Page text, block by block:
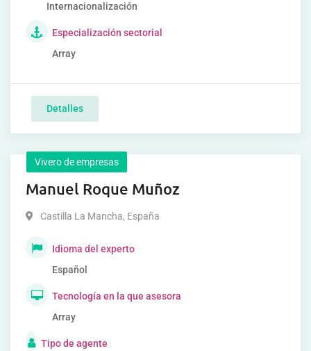
Internacionalización
Especialización sectorial
Array
Detalles
Vivero de empresas
Manuel Roque Muñoz
Castilla La Mancha, España
Idioma del experto
Español
Tecnología en la que asesora
Array
Tipo de agente